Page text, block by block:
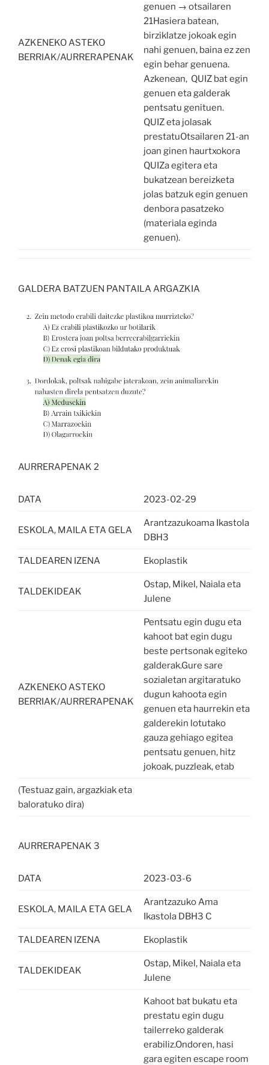
AZKENEKO ASTEKO
BERRIAK/AURRERAPENAK
genuen → otsailaren
21Hasiera batean,
birziklatze jokoak egin
nahi genuen, baina ez zen
egin behar genuena.
Azkenean, QUIZ bat egin
genuen eta galderak
pentsatu genituen.
QUIZ eta jolasak
prestatuOtsailaren 21-an
joan ginen haurtxokora
QUIZa egitera eta
bukatzean bereizketa
jolas batzuk egin genuen
denbora pasatzeko
(materiala eginda
genuen).
GALDERA BATZUEN PANTAILA ARGAZKIA
AURRERAPENAK 2
DATA 2023-02-29
ESKOLA, MAILA ETA GELA
Arantzazukoama Ikastola
DBH3
TALDEAREN IZENA Ekoplastik
TALDEKIDEAK
Ostap, Mikel, Naiala eta
Julene
AZKENEKO ASTEKO
BERRIAK/AURRERAPENAK
Pentsatu egin dugu eta
kahoot bat egin dugu
beste pertsonak egiteko
galderak.Gure sare
sozialetan argitaratuko
dugun kahoota egin
genuen eta haurrekin eta
galderekin lotutako
gauza gehiago egitea
pentsatu genuen, hitz
jokoak, puzzleak, etab
(Testuaz gain, argazkiak eta
baloratuko dira)
AURRERAPENAK 3
DATA 2023-03-6
ESKOLA, MAILA ETA GELA
Arantzazuko Ama
Ikastola DBH3 C
TALDEAREN IZENA Ekoplastik
TALDEKIDEAK
Ostap, Mikel, Naiala eta
Julene
Kahoot bat bukatu eta
prestatu egin dugu
tailerreko galderak
erabiliz.Ondoren, hasi
gara egiten escape room